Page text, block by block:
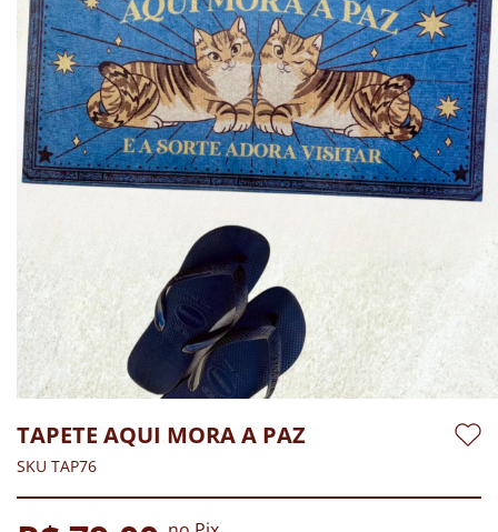
TAPETE AQUI MORA A PAZ
SKU TAP76